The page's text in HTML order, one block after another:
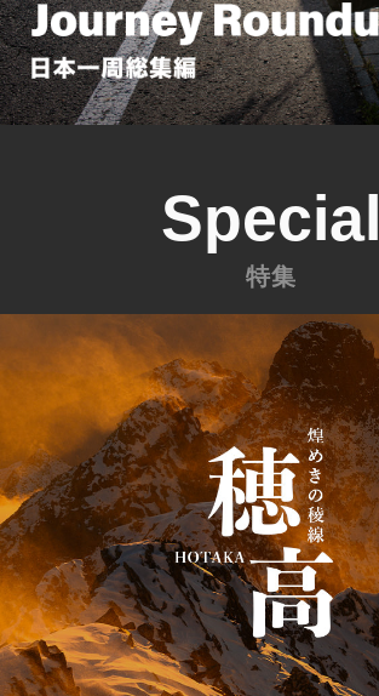
Special
特集